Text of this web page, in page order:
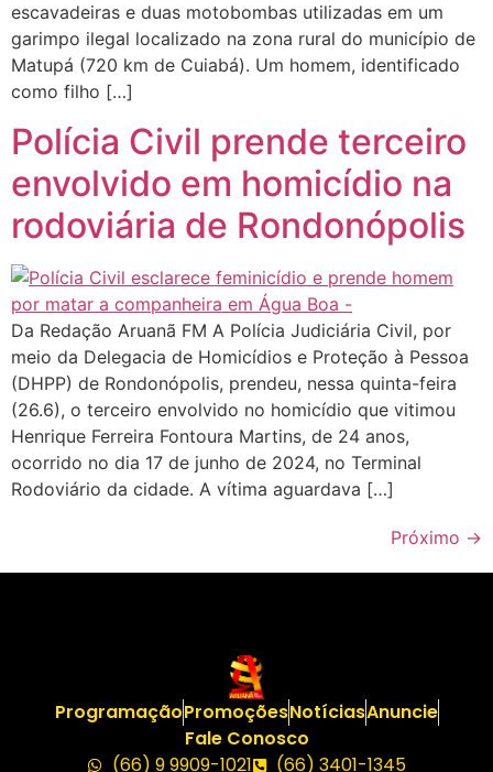
escavadeiras e duas motobombas utilizadas em um
garimpo ilegal localizado na zona rural do município de
Matupá (720 km de Cuiabá). Um homem, identificado
como filho […]
Polícia Civil prende terceiro
envolvido em homicídio na
rodoviária de Rondonópolis
Da Redação Aruanã FM A Polícia Judiciária Civil, por
meio da Delegacia de Homicídios e Proteção à Pessoa
(DHPP) de Rondonópolis, prendeu, nessa quinta-feira
(26.6), o terceiro envolvido no homicídio que vitimou
Henrique Ferreira Fontoura Martins, de 24 anos,
ocorrido no dia 17 de junho de 2024, no Terminal
Rodoviário da cidade. A vítima aguardava […]
Próximo →
ProgramaçãoPromoçõesNotíciasAnuncie
Fale Conosco
(66) 9 9909-1021
(66) 3401-1345